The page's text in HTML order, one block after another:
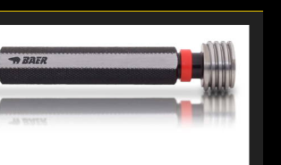
di immagini